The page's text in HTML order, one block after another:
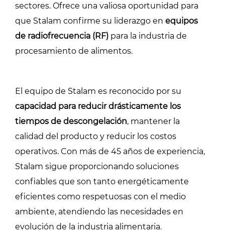
sectores. Ofrece una valiosa oportunidad para
que Stalam confirme su liderazgo en equipos
de radiofrecuencia (RF) para la industria de
procesamiento de alimentos.
El equipo de Stalam es reconocido por su
capacidad para reducir drásticamente los
tiempos de descongelación, mantener la
calidad del producto y reducir los costos
operativos. Con más de 45 años de experiencia,
Stalam sigue proporcionando soluciones
confiables que son tanto energéticamente
eficientes como respetuosas con el medio
ambiente, atendiendo las necesidades en
evolución de la industria alimentaria.